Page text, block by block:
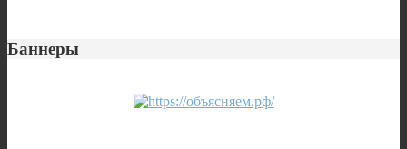
Баннеры